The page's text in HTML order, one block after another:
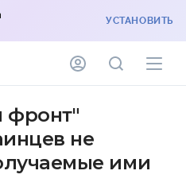
УСТАНОВИТЬ
фронт"
не
ими